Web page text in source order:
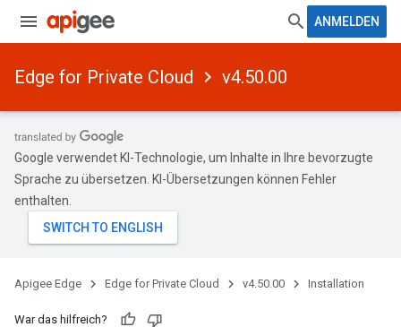
ANMELDEN
Edge for Private Cloud v4.50.00
Google verwendet KI-Technologie, um Inhalte in Ihre bevorzugte
Sprache zu übersetzen. KI-Übersetzungen können Fehler
enthalten.
Apigee Edge Edge for Private Cloud v4.50.00 Installation
War das hilfreich?